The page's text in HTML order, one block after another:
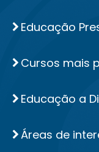
Educação
Cursos mais
Educação a
Áreas de